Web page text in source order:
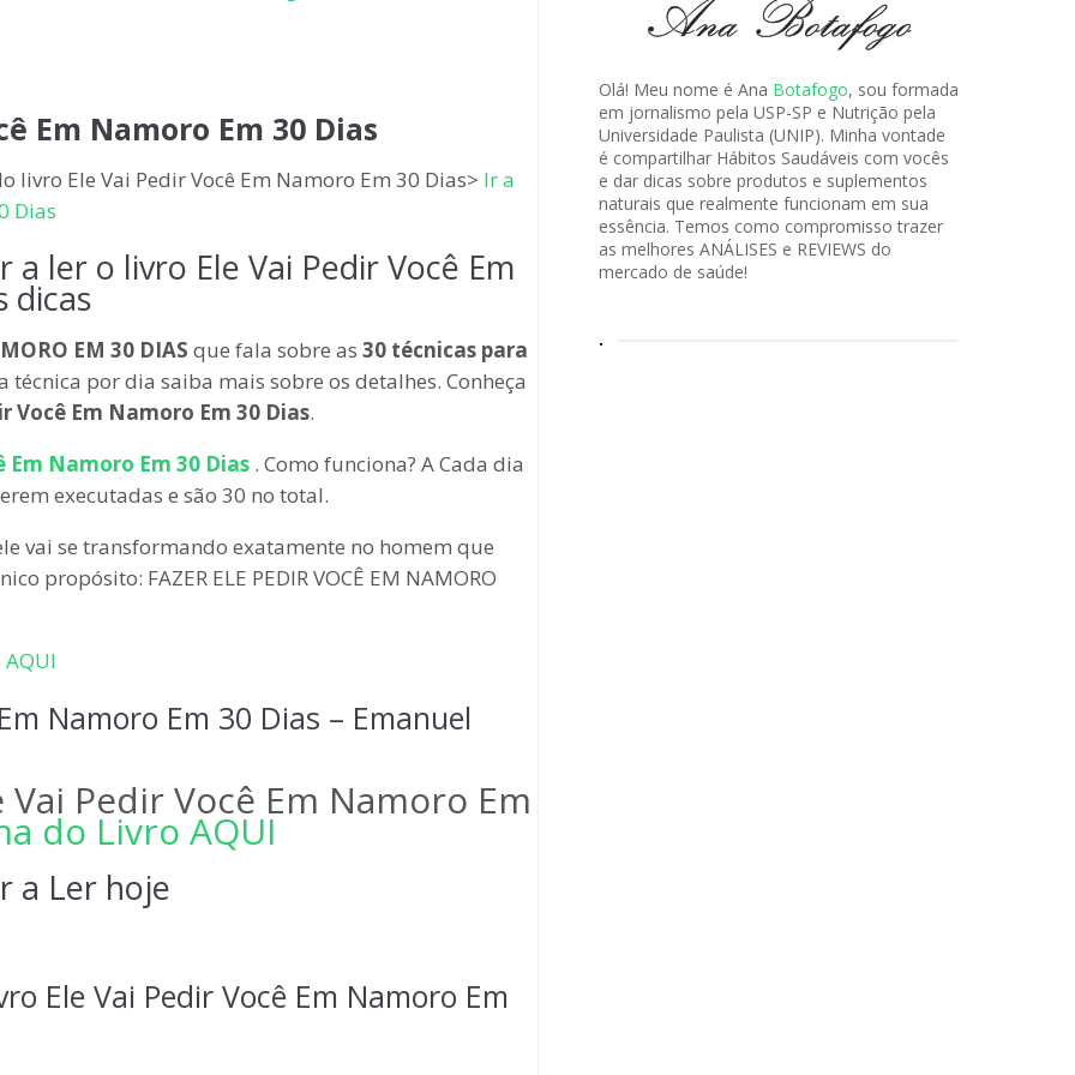
Em Namoro Em 30 Dias
livro Ele Vai Pedir Você Em Namoro Em 30 Dias> Ir a
Dias
ler o livro Ele Vai Pedir Você Em
dicas
EM 30 DIAS que fala sobre as 30 técnicas para
técnica por dia saiba mais sobre os detalhes. Conheça
Você Em Namoro Em 30 Dias.
Em Namoro Em 30 Dias . Como funciona? A Cada dia
executadas e são 30 no total.
vai se transformando exatamente no homem que
propósito: FAZER ELE PEDIR VOCÊ EM NAMORO
Namoro Em 30 Dias – Emanuel
Pedir Você Em Namoro Em
do Livro AQUI
a Ler hoje
Ele Vai Pedir Você Em Namoro Em
Olá! Meu nome é Ana Botafogo, sou formada
em jornalismo pela USP-SP e Nutrição pela
Universidade Paulista (UNIP). Minha vontade
é compartilhar Hábitos Saudáveis com vocês
e dar dicas sobre produtos e suplementos
naturais que realmente funcionam em sua
essência. Temos como compromisso trazer
as melhores ANÁLISES e REVIEWS do
mercado de saúde!
.